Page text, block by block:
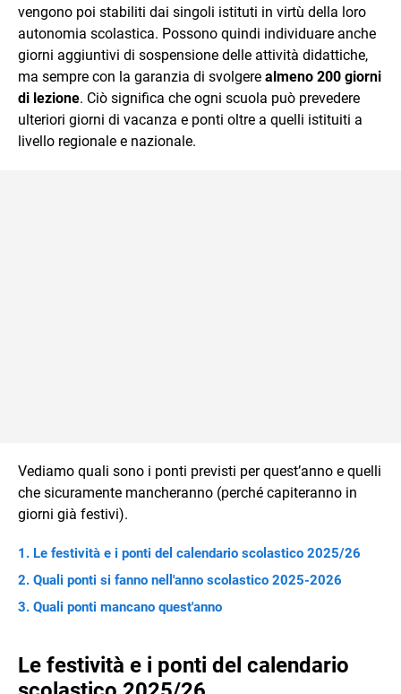
vengono poi stabiliti dai singoli istituti in virtù della loro
autonomia scolastica. Possono quindi individuare anche
giorni aggiuntivi di sospensione delle attività didattiche,
ma sempre con la garanzia di svolgere almeno 200 giorni
di lezione. Ciò significa che ogni scuola può prevedere
ulteriori giorni di vacanza e ponti oltre a quelli istituiti a
livello regionale e nazionale.
Vediamo quali sono i ponti previsti per quest’anno e quelli
che sicuramente mancheranno (perché capiteranno in
giorni già festivi).
Le festività e i ponti del calendario scolastico 2025/26
Quali ponti si fanno nell'anno scolastico 2025-2026
Quali ponti mancano quest'anno
Le festività e i ponti del calendario